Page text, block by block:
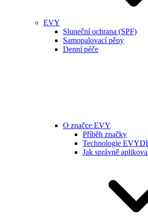
EVY
Sluneční ochrana (SPF)
Samopalovací pěny
Denní péče
O značce EVY
Příběh značky
Technologie
Jak správně